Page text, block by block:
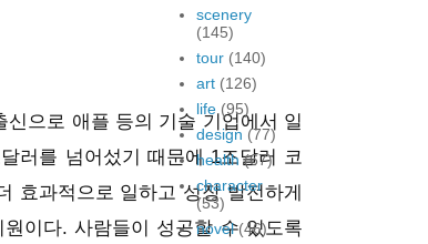
으로 애플 등의 기술 기업에서 일
러를 넘어섰기 때문에 1조달러 코
효과적으로 일하고 성장 발전하게
이다. 사람들이 성공할 수 있도록
scenery
(145)
tour (140)
art (126)
life (95)
design (77)
health (67)
character
(53)
novel (46)